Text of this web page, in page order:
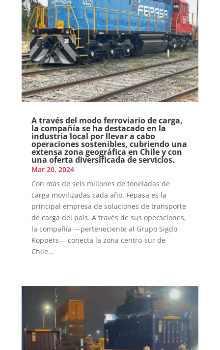
A través del modo ferroviario de carga,
la compañía se ha destacado en la
industria local por llevar a cabo
operaciones sostenibles, cubriendo una
extensa zona geográfica en Chile y con
una oferta diversificada de servicios.
Mar 20, 2024
Con más de seis millones de toneladas de
carga movilizadas cada año, Fepasa es la
principal empresa de soluciones de transporte
de carga del país. A través de sus operaciones,
la compañía —perteneciente al Grupo Sigdo
Koppers— conecta la zona centro-sur de
Chile...